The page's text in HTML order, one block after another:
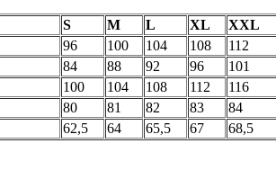
S M L XL
XXL
96 100 104 108
112
84 88 92 96
101
100 104 108 112
116
80 81 82 83
84
62,5 64 65,5 67 68,5